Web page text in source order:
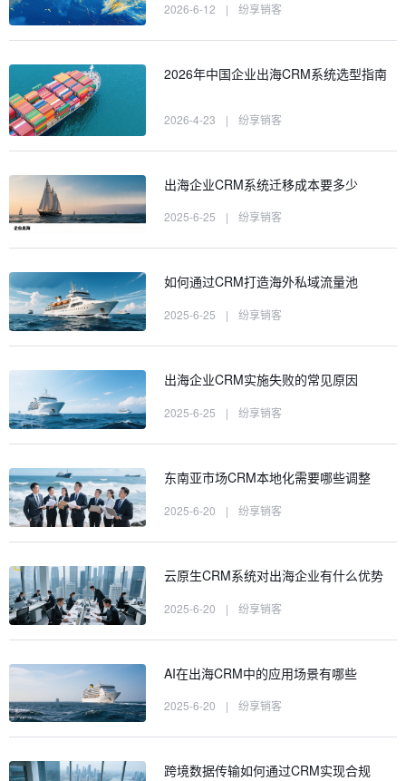
2026-6-12 | 纷享销客
2026年中国企业出海CRM系统选型指南
2026-4-23 | 纷享销客
出海企业CRM系统迁移成本要多少
2025-6-25 | 纷享销客
如何通过CRM打造海外私域流量池
2025-6-25 | 纷享销客
出海企业CRM实施失败的常见原因
2025-6-25 | 纷享销客
东南亚市场CRM本地化需要哪些调整
2025-6-20 | 纷享销客
云原生CRM系统对出海企业有什么优势
2025-6-20 | 纷享销客
AI在出海CRM中的应用场景有哪些
2025-6-20 | 纷享销客
跨境数据传输如何通过CRM实现合规